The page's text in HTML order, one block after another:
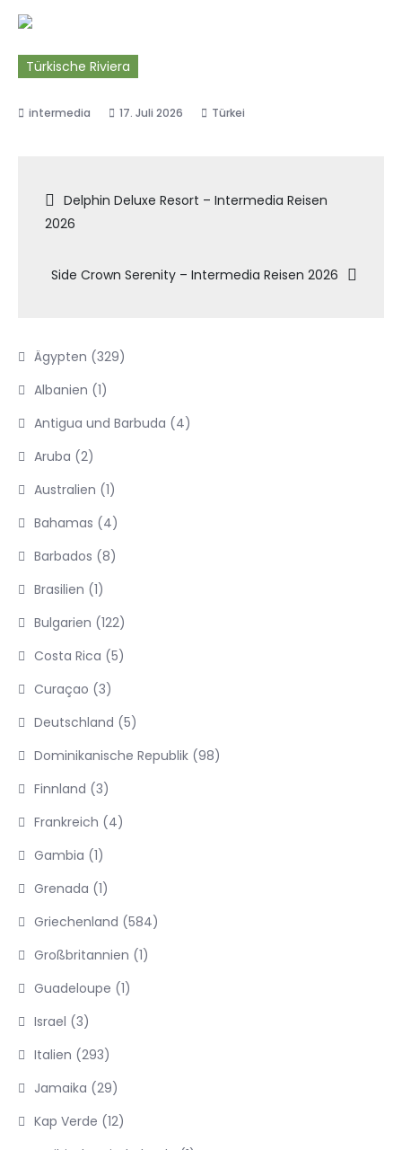
Türkische Riviera
17. Juli 2026 Türkei
Beitragsnavigation
Delphin Deluxe Resort – Intermedia Reisen
2026
Side Crown Serenity – Intermedia Reisen 2026
Ägypten (329)
Albanien (1)
Antigua und Barbuda (4)
Aruba (2)
Australien (1)
Bahamas (4)
Barbados (8)
Brasilien (1)
Bulgarien (122)
Costa Rica (5)
Curaçao (3)
Deutschland (5)
Dominikanische Republik (98)
Finnland (3)
Frankreich (4)
Gambia (1)
Grenada (1)
Griechenland (584)
Großbritannien (1)
Guadeloupe (1)
Israel (3)
Italien (293)
Jamaika (29)
Kap Verde (12)